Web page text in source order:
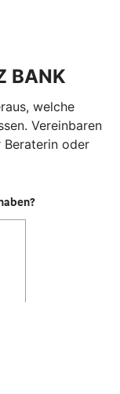
BANK
welche
Vereinbaren
Beraterin oder